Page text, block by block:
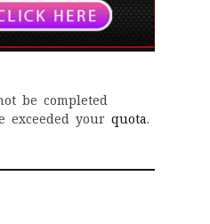
be completed
exceeded your quota.